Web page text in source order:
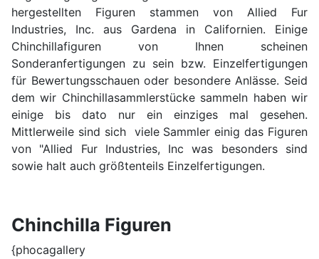
hergestellten Figuren stammen von Allied Fur
Industries, Inc. aus Gardena in Californien. Einige
Chinchillafiguren von Ihnen scheinen
Sonderanfertigungen zu sein bzw. Einzelfertigungen
für Bewertungsschauen oder besondere Anlässe. Seid
dem wir Chinchillasammlerstücke sammeln haben wir
einige bis dato nur ein einziges mal gesehen.
Mittlerweile sind sich viele Sammler einig das Figuren
von "Allied Fur Industries, Inc was besonders sind
sowie halt auch größtenteils Einzelfertigungen.
Chinchilla Figuren
{phocagallery